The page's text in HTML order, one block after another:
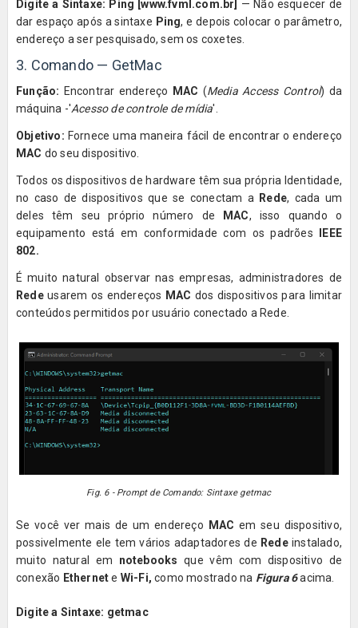
Digite a Sintaxe: Ping [www.fvml.com.br] — Não esquecer de
dar espaço após a sintaxe Ping, e depois colocar o parâmetro,
endereço a ser pesquisado, sem os coxetes.
3. Comando — GetMac
Função: Encontrar endereço MAC (Media Access Control) da
máquina -'Acesso de controle de mídia'.
Objetivo: Fornece uma maneira fácil de encontrar o endereço
MAC do seu dispositivo.
Todos os dispositivos de hardware têm sua própria Identidade,
no caso de dispositivos que se conectam a Rede, cada um
deles têm seu próprio número de MAC, isso quando o
equipamento está em conformidade com os padrões IEEE
802.
É muito natural observar nas empresas, administradores de
Redeusarem os endereços MAC dos dispositivos para limitar
conteúdos permitidos por usuário conectado a Rede.
Fig. 6 - Prompt de Comando: Sintaxe getmac
Se você ver mais de um endereço MAC em seu dispositivo,
possivelmente ele tem vários adaptadores de Redeinstalado,
muito natural em notebooks que vêm com dispositivo de
conexão Ethernete Wi-Fi, como mostrado na Figura 6 acima.
Digite a Sintaxe: getmac